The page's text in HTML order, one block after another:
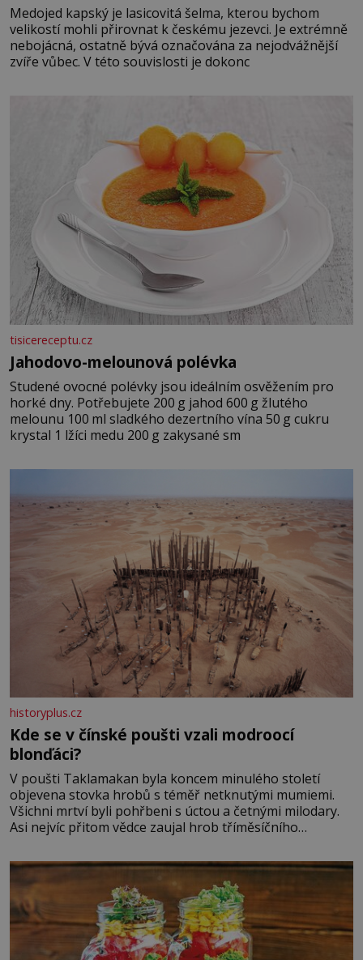
Medojed kapský je lasicovitá šelma, kterou bychom
velikostí mohli přirovnat k českému jezevci. Je extrémně
nebojácná, ostatně bývá označována za nejodvážnější
zvíře vůbec. V této souvislosti je dokonc
tisicereceptu.cz
Jahodovo-melounová polévka
Studené ovocné polévky jsou ideálním osvěžením pro
horké dny. Potřebujete 200 g jahod 600 g žlutého
melounu 100 ml sladkého dezertního vína 50 g cukru
krystal 1 lžíci medu 200 g zakysané sm
historyplus.cz
Kde se v čínské poušti vzali modroocí
blonďáci?
V poušti Taklamakan byla koncem minulého století
objevena stovka hrobů s téměř netknutými mumiemi.
Všichni mrtví byli pohřbeni s úctou a četnými milodary.
Asi nejvíc přitom vědce zaujal hrob tříměsíčního
blonďaté vlásky. Fakt, že jsou těla dávných lidí nesmírně
dobře zachovalá, přičítají odborníci zdejším klimatickým
podmínkám. Sucho, prosolené písky a extrémně